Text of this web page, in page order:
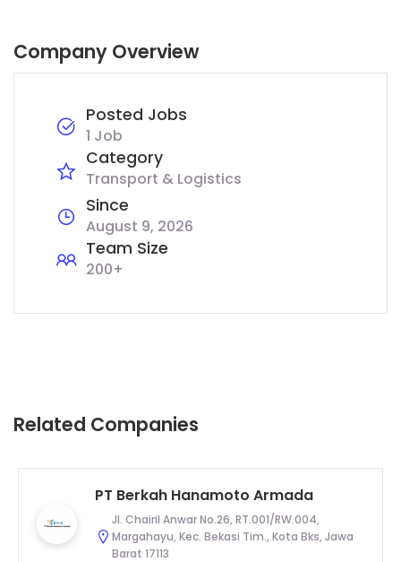
Company Overview
Posted Jobs
1 Job
Category
Transport & Logistics
Since
August 9, 2026
Team Size
200+
Related Companies
PT Berkah Hanamoto Armada
Jl. Chairil Anwar No.26, RT.001/RW.004,
Margahayu, Kec. Bekasi Tim., Kota Bks, Jawa
Barat 17113